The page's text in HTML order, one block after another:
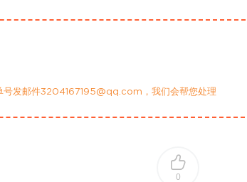
号发邮件3204167195@qq.com，我们会帮您处理
0